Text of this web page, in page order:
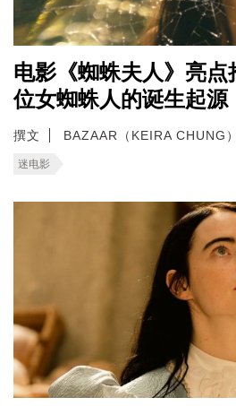
电影《蜘蛛夫人》亮点
位女蜘蛛人的诞生起源
撰文 BAZAAR（KEIRA CHUNG）
迷电影